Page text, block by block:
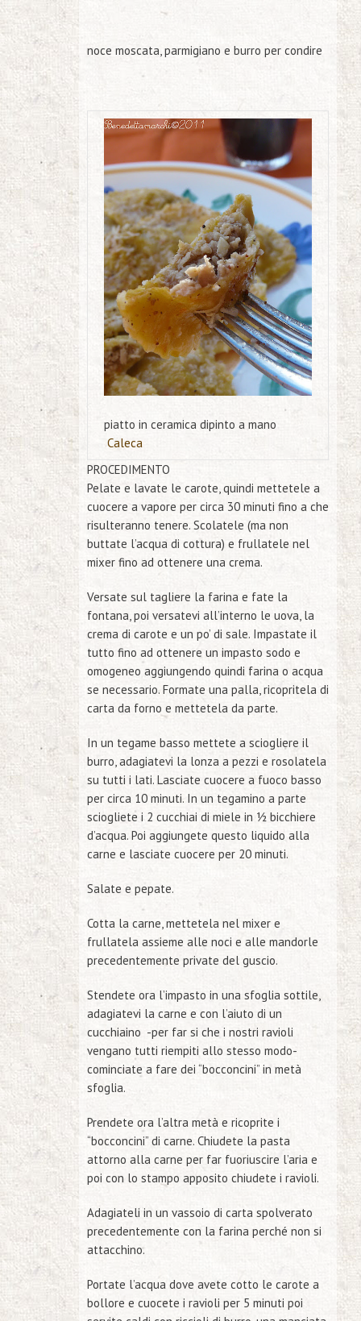
noce moscata, parmigiano e burro per condire
piatto in ceramica dipinto a mano
Caleca
PROCEDIMENTO
Pelate e lavate le carote, quindi mettetele a
cuocere a vapore per circa 30 minuti fino a che
risulteranno tenere. Scolatele (ma non
buttate l’acqua di cottura) e frullatele nel
mixer fino ad ottenere una crema.
Versate sul tagliere la farina e fate la
fontana, poi versatevi all’interno le uova, la
crema di carote e un po’ di sale. Impastate il
tutto fino ad ottenere un impasto sodo e
omogeneo aggiungendo quindi farina o acqua
se necessario. Formate una palla, ricopritela di
carta da forno e mettetela da parte.
In un tegame basso mettete a sciogliere il
burro, adagiatevi la lonza a pezzi e rosolatela
su tutti i lati. Lasciate cuocere a fuoco basso
per circa 10 minuti. In un tegamino a parte
sciogliete i 2 cucchiai di miele in ½ bicchiere
d’acqua. Poi aggiungete questo liquido alla
carne e lasciate cuocere per 20 minuti.
Salate e pepate.
Cotta la carne, mettetela nel mixer e
frullatela assieme alle noci e alle mandorle
precedentemente private del guscio.
Stendete ora l’impasto in una sfoglia sottile,
adagiatevi la carne e con l’aiuto di un
cucchiaino -per far si che i nostri ravioli
vengano tutti riempiti allo stesso modo-
cominciate a fare dei “bocconcini” in metà
sfoglia.
Prendete ora l’altra metà e ricoprite i
“bocconcini” di carne. Chiudete la pasta
attorno alla carne per far fuoriuscire l’aria e
poi con lo stampo apposito chiudete i ravioli.
Adagiateli in un vassoio di carta spolverato
precedentemente con la farina perché non si
attacchino.
Portate l’acqua dove avete cotto le carote a
bollore e cuocete i ravioli per 5 minuti poi